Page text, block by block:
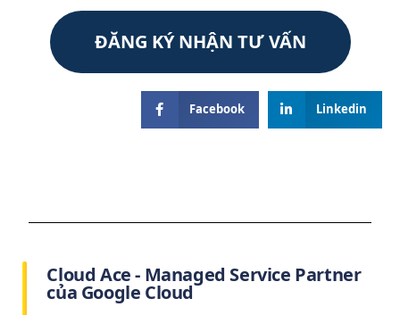
ĐĂNG KÝ NHẬN TƯ VẤN
Facebook Linkedin
Cloud Ace - Managed Service Partner
của Google Cloud